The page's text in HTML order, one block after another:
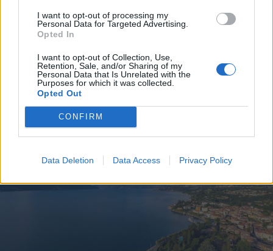
I want to opt-out of processing my
Personal Data for Targeted Advertising.
Opted In
I want to opt-out of Collection, Use,
Retention, Sale, and/or Sharing of my
Personal Data that Is Unrelated with the
Purposes for which it was collected.
Opted Out
CONFIRM
Data Deletion Data Access Privacy Policy
VERBANIA
l’inclusione: sabato 8 la Pedalata
non competitiva lungo il Toce